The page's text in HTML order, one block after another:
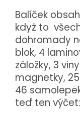
Balíček
když to
dohromady
blok, 4
záložky, 3
magnetky,
46
teď ten výčet: